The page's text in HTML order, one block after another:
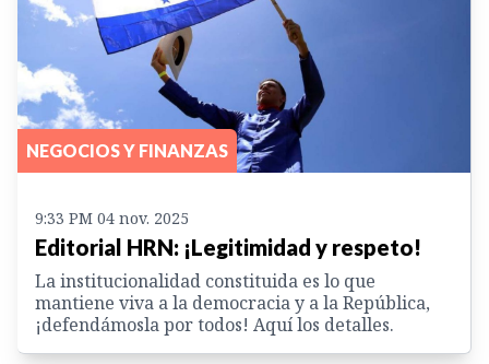
NEGOCIOS Y FINANZAS
9:33 PM 04 nov. 2025
Editorial HRN: ¡Legitimidad y respeto!
La institucionalidad constituida es lo que
mantiene viva a la democracia y a la República,
¡defendámosla por todos! Aquí los detalles.